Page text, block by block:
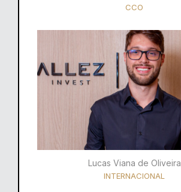
CCO
Lucas Viana de Oliveira
INTERNACIONAL